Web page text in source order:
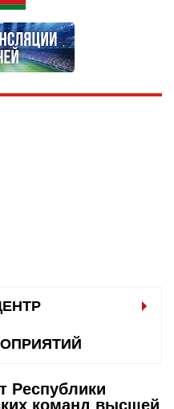
Республики
команд высшей